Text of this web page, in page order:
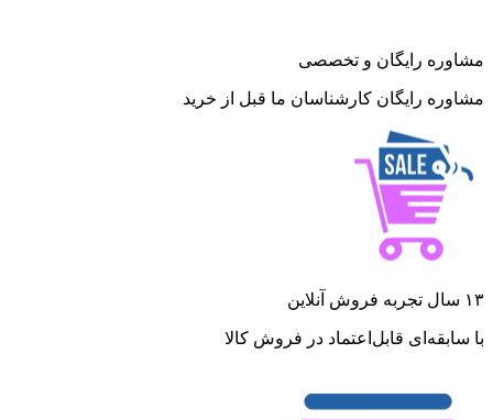
مشاوره رایگان و تخصصی
مشاوره رایگان کارشناسان ما قبل از خرید
۱۳ سال تجربه فروش آنلاین
با سابقه‌ای قابل‌اعتماد در فروش کالا